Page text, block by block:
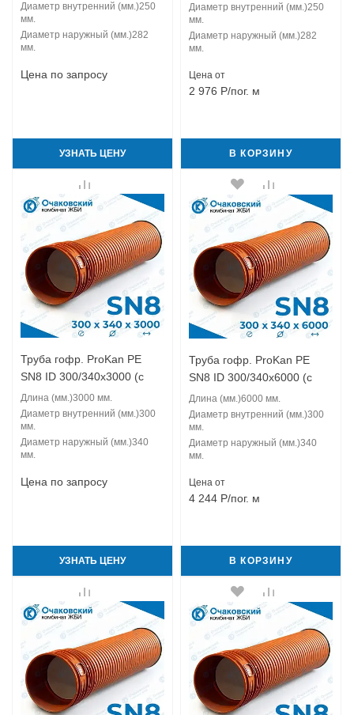
Диаметр внутренний (мм.)250
мм.
Диаметр наружный (мм.)282
мм.
Цена по запросу
УЗНАТЬ ЦЕНУ
Диаметр внутренний (мм.)250
мм.
Диаметр наружный (мм.)282
мм.
Цена от
2 976 Р/пог. м
В КОРЗИНУ
Труба гофр. ProKan PE
SN8 ID 300/340x3000 (с
муфтой)
Длина (мм.)3000 мм.
Диаметр внутренний (мм.)300
мм.
Диаметр наружный (мм.)340
мм.
Цена по запросу
УЗНАТЬ ЦЕНУ
Труба гофр. ProKan PE
SN8 ID 300/340x6000 (с
муфтой)
Длина (мм.)6000 мм.
Диаметр внутренний (мм.)300
мм.
Диаметр наружный (мм.)340
мм.
Цена от
4 244 Р/пог. м
В КОРЗИНУ